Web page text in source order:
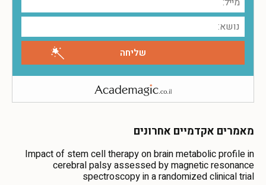
מאמרים אקדמיים אחרונים
Impact of stem cell therapy on brain metabolic profile in
cerebral palsy assessed by magnetic resonance
spectroscopy in a randomized clinical trial